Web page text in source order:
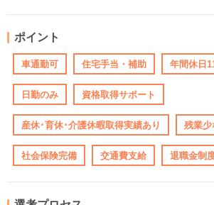
ポイント
車通勤可 住宅手当・補助 年間休日
日勤のみ 資格取得サポート
産休･育休･介護休暇取得実績あり 残業少
社会保険完備 交通費支給 退職金制